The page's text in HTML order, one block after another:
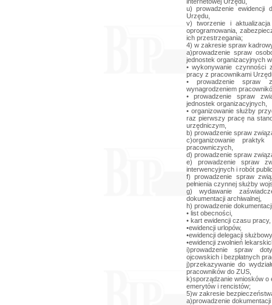
u) prowadzenie ewidencji
Urzędu,
v) tworzenie i
oprogramowania,
ich przestrzegania;
4) w zakresie spraw
a)prowadzenie spraw
jednostek organizacyjnych
• wykonywanie czynności
pracy z pracownikami
• prowadzenie spraw
wynagrodzeniem
• prowadzenie spraw
jednostek organizacyjnych,
• organizowanie służby
raz pierwszy pracę na
urzędniczym,
b) prowadzenie spraw
c)organizowanie
pracowniczych,
d) prowadzenie spraw
e) prowadzenie spraw
interwencyjnych i robót
f) prowadzenie spraw
pełnienia czynnej służby
g) wydawanie
dokumentacji archiwalnej,
h) prowadzenie
• list obecności,
• kart ewidencji czasu pracy,
•ewidencji urlopów,
•ewidencji delegacji
•ewidencji zwolnień
i)prowadzenie spraw
ojcowskich i bezpłatnych
j)przekazywanie do
pracowników do ZUS,
k)sporządzanie wniosków o
emerytów i rencistów;
5)w zakresie
a)prowadzenie